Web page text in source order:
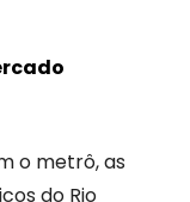
o metrô, as
do Rio